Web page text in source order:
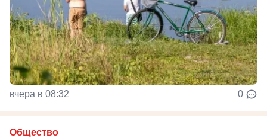
вчера в 08:32 0
Общество